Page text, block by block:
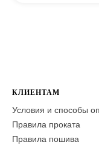
КЛИЕНТАМ
Условия и способы
Правила проката
Правила пошива